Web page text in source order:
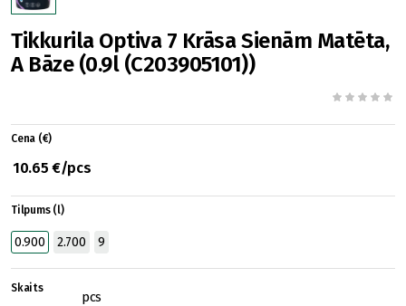
Tikkurila Optiva 7 Krāsa Sienām Matēta,
A Bāze (0.9l (C203905101))
Cena (€)
10.65 €/pcs
Tilpums (l)
0.900 2.700 9
Skaits
pcs